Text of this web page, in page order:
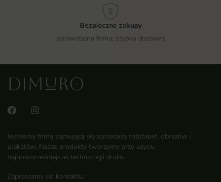
Bezpieczne zakupy
sprawdzona firma, szybka dostawa
Jesteśmy firmą zajmującą się sprzedażą fototapet, obrazów i
plakatów. Nasze produkty tworzymy przy użyciu
najnowocześniejszej technologii druku.
Zapraszamy do kontaktu: